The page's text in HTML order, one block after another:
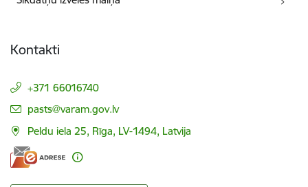
Kontakti
+371 66016740
E-pasts:
pasts@varam.gov.lv
Peldu iela 25, Rīga, LV-1494, Latvija